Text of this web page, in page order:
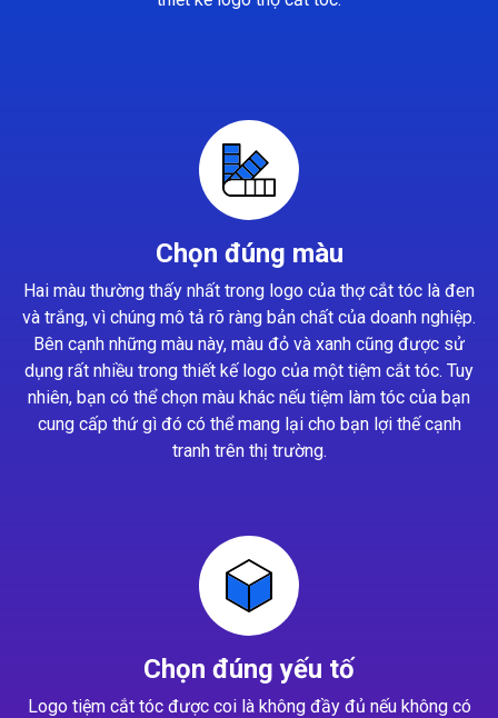
Chọn đúng màu
Hai màu thường thấy nhất trong logo của thợ cắt tóc là đen
và trắng, vì chúng mô tả rõ ràng bản chất của doanh nghiệp.
Bên cạnh những màu này, màu đỏ và xanh cũng được sử
dụng rất nhiều trong thiết kế logo của một tiệm cắt tóc. Tuy
nhiên, bạn có thể chọn màu khác nếu tiệm làm tóc của bạn
cung cấp thứ gì đó có thể mang lại cho bạn lợi thế cạnh
tranh trên thị trường.
Chọn đúng yếu tố
Logo tiệm cắt tóc được coi là không đầy đủ nếu không có